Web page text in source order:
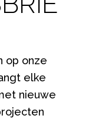
op onze
elke
nieuwe